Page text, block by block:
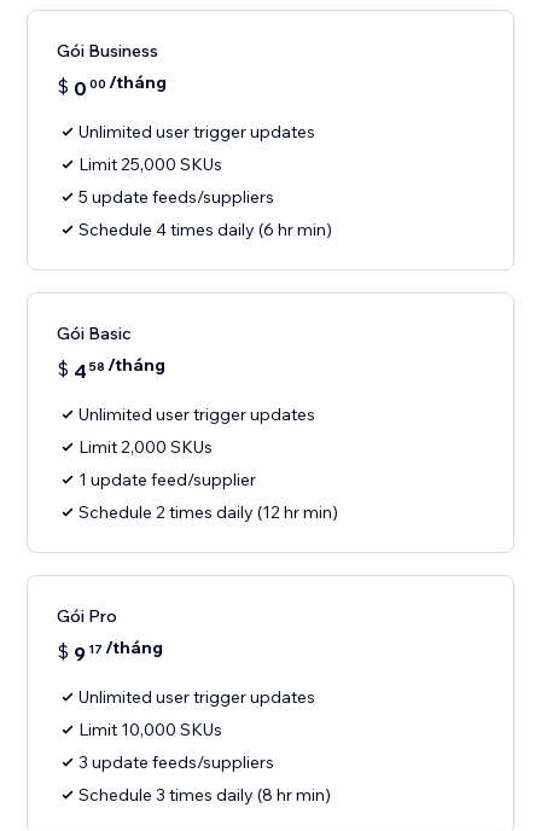
Gói Business
$ 0 00 /tháng
Unlimited user trigger updates
Limit 25,000 SKUs
5 update feeds/suppliers
Schedule 4 times daily (6 hr min)
Gói Basic
$ 4 58 /tháng
Unlimited user trigger updates
Limit 2,000 SKUs
1 update feed/supplier
Schedule 2 times daily (12 hr min)
Gói Pro
$ 9 17 /tháng
Unlimited user trigger updates
Limit 10,000 SKUs
3 update feeds/suppliers
Schedule 3 times daily (8 hr min)